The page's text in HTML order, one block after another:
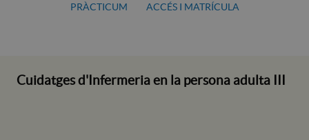
PRÀCTICUM ACCÉS I MATRÍCULA
Cuidatges d'Infermeria en la persona adulta III